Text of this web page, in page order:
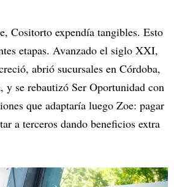
Cositorto expendía tangibles. Esto
etapas. Avanzado el siglo XXI,
abrió sucursales en Córdoba,
y se rebautizó Ser Oportunidad con
que adaptaría luego Zoe: pagar
a terceros dando beneficios extra